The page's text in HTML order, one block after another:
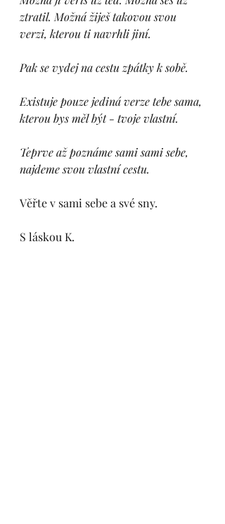
ztratil. Možná žiješ takovou svou
verzi, kterou ti navrhli jiní.
Pak se vydej na cestu zpátky k sobě.
Existuje pouze jediná verze tebe sama,
kterou bys měl být - tvoje vlastní.
Teprve až poznáme sami sami sebe,
najdeme svou vlastní cestu.
Věřte v sami sebe a své sny.
S láskou K.